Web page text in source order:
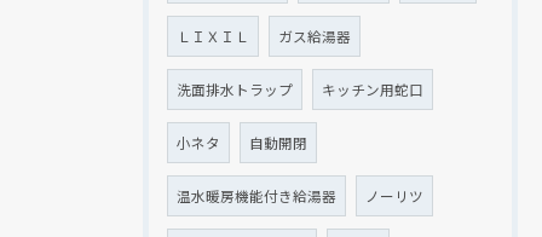
ＬＩＸＩＬ ガス給湯器
洗面排水トラップ キッチン用蛇口
小ネタ 自動開閉
温水暖房機能付き給湯器 ノーリツ